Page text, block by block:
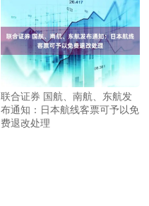
联合证券 国航、南航、东航发
布通知：日本航线客票可予以免
费退改处理